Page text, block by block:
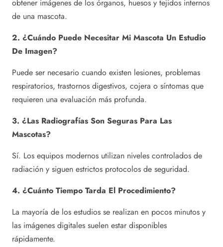
obtener imágenes de los órganos, huesos y tejidos internos
de una mascota.
2. ¿Cuándo Puede Necesitar Mi Mascota Un Estudio
De Imagen?
Puede ser necesario cuando existen lesiones, problemas
respiratorios, trastornos digestivos, cojera o síntomas que
requieren una evaluación más profunda.
3. ¿Las Radiografías Son Seguras Para Las
Mascotas?
Sí. Los equipos modernos utilizan niveles controlados de
radiación y siguen estrictos protocolos de seguridad.
4. ¿Cuánto Tiempo Tarda El Procedimiento?
La mayoría de los estudios se realizan en pocos minutos y
las imágenes digitales suelen estar disponibles
rápidamente.